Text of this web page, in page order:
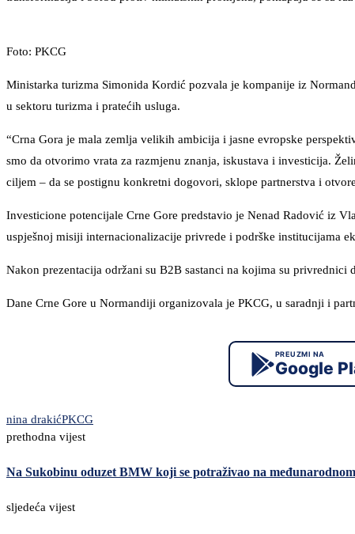
Foto: PKCG
Ministarka turizma Simonida Kordić pozvala je kompanije iz
u sektoru turizma i pratećih usluga.
“Crna Gora je mala zemlja velikih ambicija i jasne evropske
smo da otvorimo vrata za razmjenu znanja, iskustava i investicija.
ciljem – da se postignu konkretni dogovori, sklope partnerstva i
Investicione potencijale Crne Gore predstavio je Nenad Radović iz
uspješnoj misiji internacionalizacije privrede i podrške institucijama
Nakon prezentacija održani su B2B sastanci na kojima su
Dane Crne Gore u Normandiji organizovala je PKCG, u saradnji i
PREUZMI NA
Google
nina drakićPKCG
prethodna vijest
Na Sukobinu oduzet BMW koji se potraživao na
sljedeća vijest